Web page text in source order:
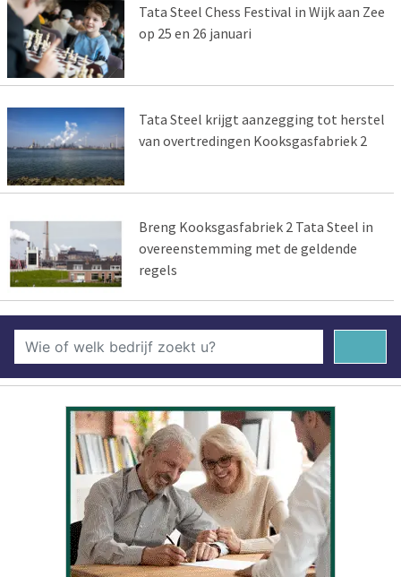
Tata Steel Chess Festival in Wijk aan Zee
op 25 en 26 januari
Tata Steel krijgt aanzegging tot herstel
van overtredingen Kooksgasfabriek 2
Breng Kooksgasfabriek 2 Tata Steel in
overeenstemming met de geldende
regels